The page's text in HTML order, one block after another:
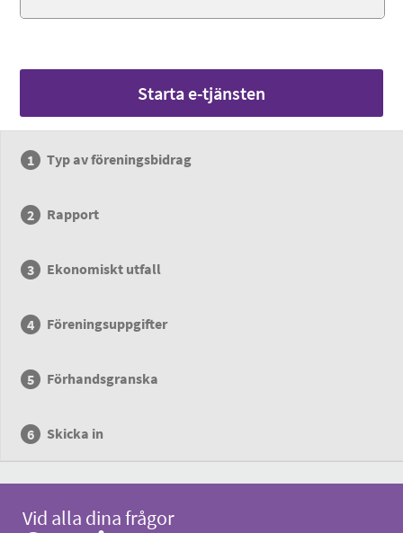
Starta e-tjänsten
Typ av föreningsbidrag
Rapport
Ekonomiskt utfall
Föreningsuppgifter
Förhandsgranska
Skicka in
Vid alla dina frågor